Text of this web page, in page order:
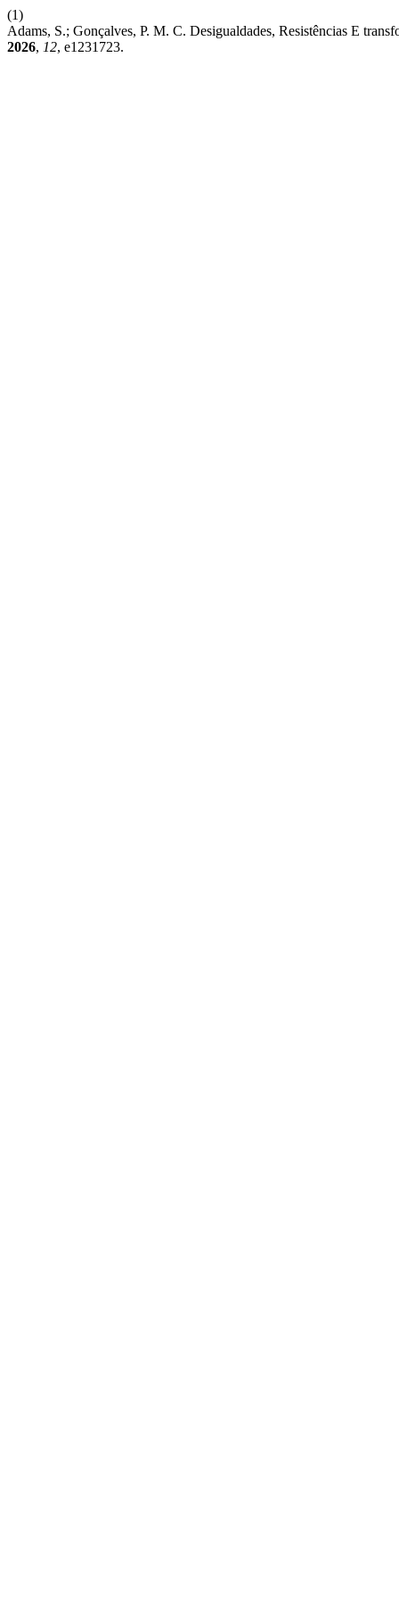
(1)
Adams, S.; Gonçalves, P. M. C. Desigualdades, Resistências E
2026, 12, e1231723.